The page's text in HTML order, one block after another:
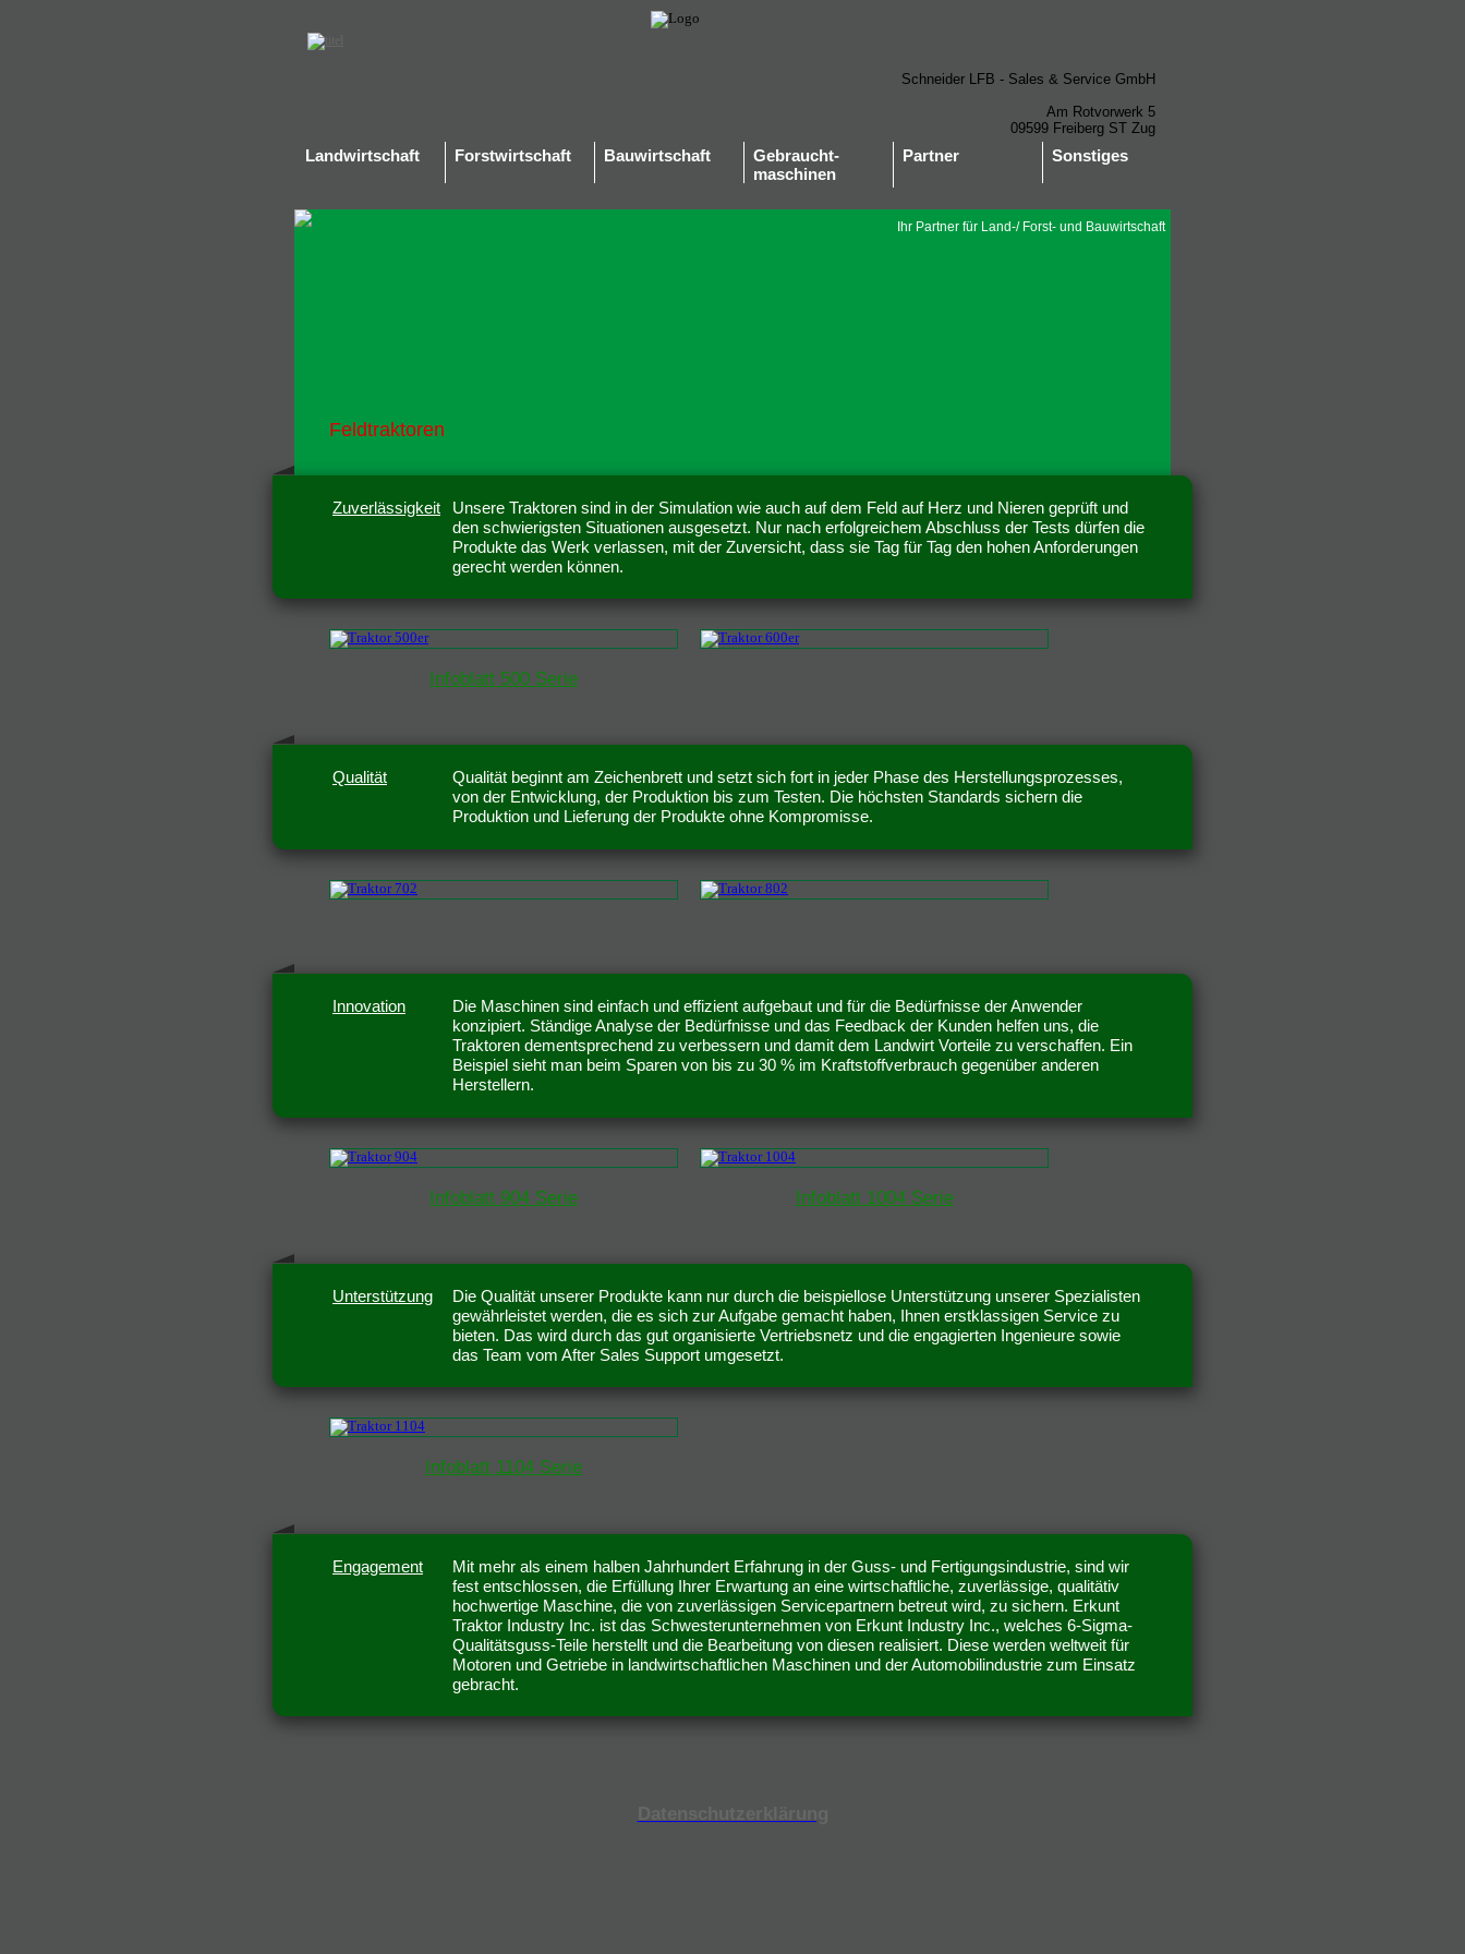
Schneider LFB - Sales & Service GmbH
Am Rotvorwerk 5
09599 Freiberg ST Zug
Landwirtschaft Forstwirtschaft Bauwirtschaft
Gebraucht-
maschinen
Partner Sonstiges
Ihr Partner für Land-/ Forst- und Bauwirtschaft
Feldtraktoren
Zuverlässigkeit
Unsere Traktoren sind in der Simulation wie auch auf dem Feld auf Herz und Nieren geprüft und
den schwierigsten Situationen ausgesetzt. Nur nach erfolgreichem Abschluss der Tests dürfen die
Produkte das Werk verlassen, mit der Zuversicht, dass sie Tag für Tag den hohen Anforderungen
gerecht werden können.
Infoblatt 500 Serie
Qualität
Qualität beginnt am Zeichenbrett und setzt sich fort in jeder Phase des Herstellungsprozesses,
von der Entwicklung, der Produktion bis zum Testen. Die höchsten Standards sichern die
Produktion und Lieferung der Produkte ohne Kompromisse.
Innovation
Die Maschinen sind einfach und effizient aufgebaut und für die Bedürfnisse der Anwender
konzipiert. Ständige Analyse der Bedürfnisse und das Feedback der Kunden helfen uns, die
Traktoren dementsprechend zu verbessern und damit dem Landwirt Vorteile zu verschaffen. Ein
Beispiel sieht man beim Sparen von bis zu 30 % im Kraftstoffverbrauch gegenüber anderen
Herstellern.
Infoblatt 904 Serie Infoblatt 1004 Serie
Unterstützung
Die Qualität unserer Produkte kann nur durch die beispiellose Unterstützung unserer Spezialisten
gewährleistet werden, die es sich zur Aufgabe gemacht haben, Ihnen erstklassigen Service zu
bieten. Das wird durch das gut organisierte Vertriebsnetz und die engagierten Ingenieure sowie
das Team vom After Sales Support umgesetzt.
Infoblatt 1104 Serie
Engagement
Mit mehr als einem halben Jahrhundert Erfahrung in der Guss- und Fertigungsindustrie, sind wir
fest entschlossen, die Erfüllung Ihrer Erwartung an eine wirtschaftliche, zuverlässige, qualitätiv
hochwertige Maschine, die von zuverlässigen Servicepartnern betreut wird, zu sichern. Erkunt
Traktor Industry Inc. ist das Schwesterunternehmen von Erkunt Industry Inc., welches 6-Sigma-
Qualitätsguss-Teile herstellt und die Bearbeitung von diesen realisiert. Diese werden weltweit für
Motoren und Getriebe in landwirtschaftlichen Maschinen und der Automobilindustrie zum Einsatz
gebracht.